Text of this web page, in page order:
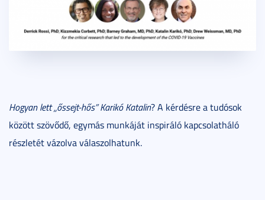
Hogyan lett „őssejt-hős” Karikó Katalin? A kérdésre a tudósok
között szövődő, egymás munkáját inspiráló kapcsolatháló
részletét vázolva válaszolhatunk.